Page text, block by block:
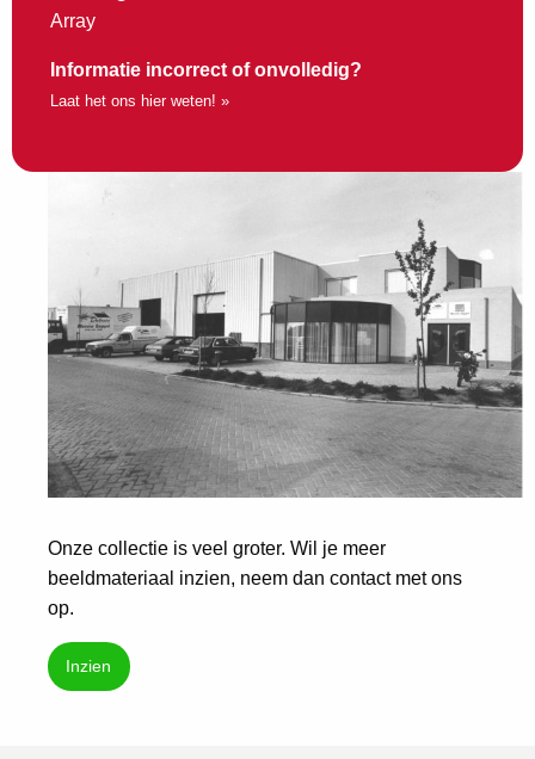
Array
Informatie incorrect of onvolledig?
Laat het ons hier weten! »
Onze collectie is veel groter. Wil je meer
beeldmateriaal inzien, neem dan contact met ons
op.
Inzien